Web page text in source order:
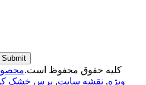
© Copyright - 2010-2022: کلیه حقوق محفوظ است.
ویژه, نقشه سایت, برس خشک کن 3 در 1 شانه مو با